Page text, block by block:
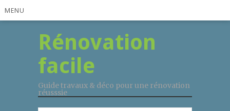
MENU
Rénovation
facile
Guide travaux & déco pour une rénovation
réusssie